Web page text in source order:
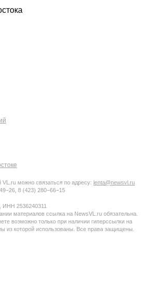
можно связаться по адресу: lenta@newsvl.ru
8 (423) 280−66−15
2536240311
материалов ссылка на NewsVL.ru обязательна.
возможно только при наличии гиперссылки на
из которой использованы. Все права защищены.